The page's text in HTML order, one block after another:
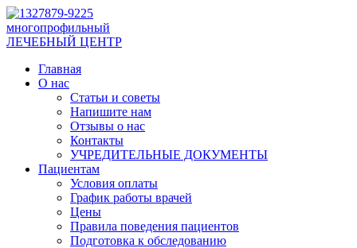
многопрофильный
ЛЕЧЕБНЫЙ ЦЕНТР
Главная
О нас
Статьи и советы
Напишите нам
Отзывы о нас
Контакты
УЧРЕДИТЕЛЬНЫЕ ДОКУМЕНТЫ
Пациентам
Условия оплаты
График работы врачей
Цены
Правила поведения пациентов
Подготовка к обследованию